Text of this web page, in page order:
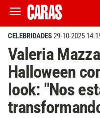
CELEBRIDADES29-10-2025
Valeria
Halloween
look: "Nos